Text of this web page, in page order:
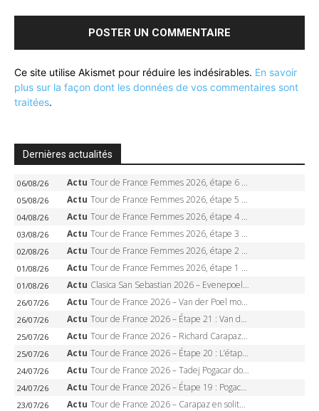
Ce site utilise Akismet pour réduire les indésirables. En savoir
plus sur la façon dont les données de vos commentaires sont
traitées.
Dernières actualités
06/08/26 Actu Tour de France Femmes 2026, étape 6 – Kim Le Court-Pienaar gagne à Tournon, Reusser en jaune
05/08/26 Actu Tour de France Femmes 2026, étape 5 – Demi Vollering gagne à Belleville, Reusser en jaune, Ferrand-Prévot coule
04/08/26 Actu Tour de France Femmes 2026, étape 4 – Marlen Reusser écrase le chrono, Ferrand-Prévot en crise
03/08/26 Actu Tour de France Femmes 2026, étape 3 – Sigrid Haugset en solitaire, 88 km d’échappée, maillot jaune
02/08/26 Actu Tour de France Femmes 2026, étape 2 – Lorena Wiebes doublé à Genève, Markus héroïque, 7e record
01/08/26 Actu Tour de France Femmes 2026, étape 1 – Lorena Wiebes intouchable à Lausanne, premier maillot jaune
01/08/26 Actu Clasica San Sebastian 2026 – Evenepoel recordman, 4e victoire, Carapaz battu au sprint
26/07/26 Actu Tour de France 2026 – Van der Poel monumental à Paris, Pogacar égale le record des cinq sacres
26/07/26 Actu Tour de France 2026 – Étape 21 : Van der Poel, Pogacar, qui succédera à Wout van Aert sur les Champs-Elysées ?
25/07/26 Actu Tour de France 2026 – Richard Carapaz roi des Alpes, doublé et maillot à pois, Seixas perd le podium
25/07/26 Actu Tour de France 2026 – Étape 20 : L’étape reine, Galibier, Sarenne, Alpe d’Huez, qui succédera à Pogacar ?
24/07/26 Actu Tour de France 2026 – Tadej Pogacar dompte l’Alpe d’Huez, 5e victoire, record de Pantani pulvérisé
24/07/26 Actu Tour de France 2026 – Étape 19 : Pogacar peut-il enfin dompter l’Alpe d’Huez ?
23/07/26 Actu Tour de France 2026 – Carapaz en solitaire à Orcières-Merlette, Paret-Peintre à un point du maillot à pois